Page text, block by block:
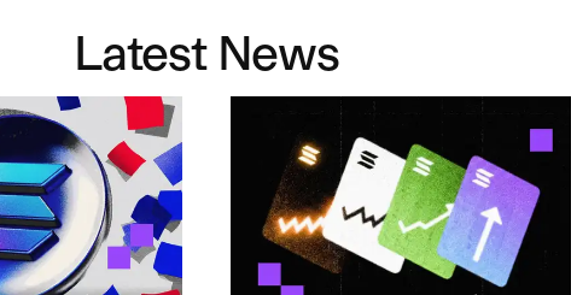
Latest News